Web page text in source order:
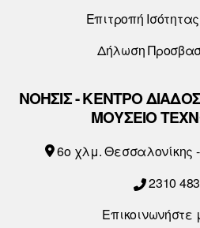
Επιτροπή
Δήλωση
ΝΟΗΣΙΣ - ΚΕΝΤΡΟ
ΜΟΥΣΕΙΟ
6o χλμ. Θεσσαλονίκης
2310
Επικοινωνήστε